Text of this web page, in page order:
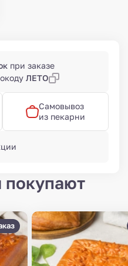
при заказе
ЛЕТО
Самовывоз
из пекарни
покупают